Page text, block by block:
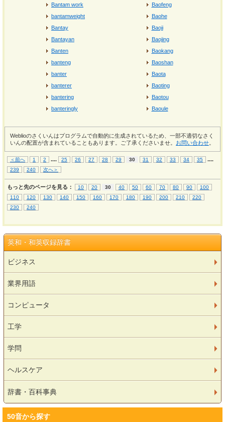
Bantam work
bantamweight
Bantay
Bantayan
Banten
banteng
banter
banterer
bantering
banteringly
Baofeng
Baohe
Baoji
Baojing
Baokang
Baoshan
Baota
Baoting
Baotou
Baoule
Weblioのさくいんはプログラムで自動的に生成されているため、一部不適切なさく
いんの配置が含まれていることもあります。ご了承くださいませ。 お問い合わせ
＜前へ 1 2 .... 25 26 27 28 29 30 31 32 33 34 35 ....
239 240 次へ＞
もっと先のページを見る： 10 20 30 40 50 60 70 80 90
100
110
120 130 140 150 160 170 180 190 200 210
220
230
240
英和・和英収録辞書
ビジネス
業界用語
コンピュータ
工学
学問
ヘルスケア
辞書・百科事典
50音から探す